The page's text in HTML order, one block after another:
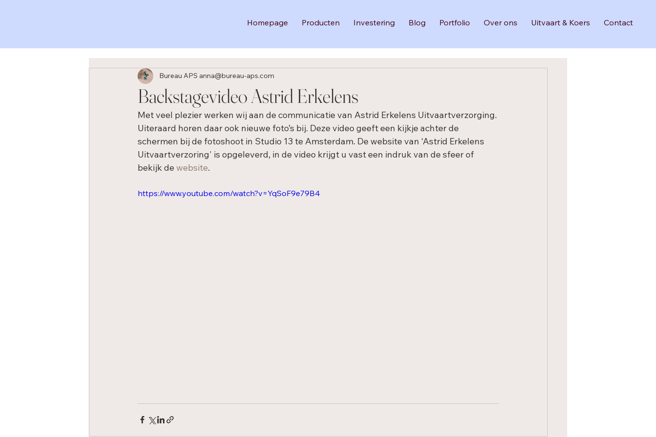
Homepage Producten Investering Blog Portfolio Over ons Uitvaart & Koers Contact
Backstagevideo Astrid Erkelens
Bureau APS anna@bureau-aps.com
Met veel plezier werken wij aan de communicatie van Astrid Erkelens Uitvaartverzorging.
Uiteraard horen daar ook nieuwe foto’s bij. Deze video geeft een kijkje achter de
schermen bij de fotoshoot in Studio 13 te Amsterdam. De website van ‘Astrid Erkelens
Uitvaartverzoring' is opgeleverd, in de video krijgt u vast een indruk van de sfeer of
bekijk de website.
https://www.youtube.com/watch?v=YqSoF9e79B4